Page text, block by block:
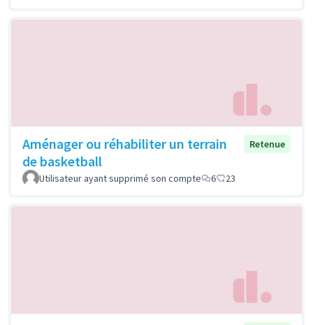
Aménager ou réhabiliter un terrain
de basketball
Retenue
Utilisateur ayant supprimé son compte 6 23